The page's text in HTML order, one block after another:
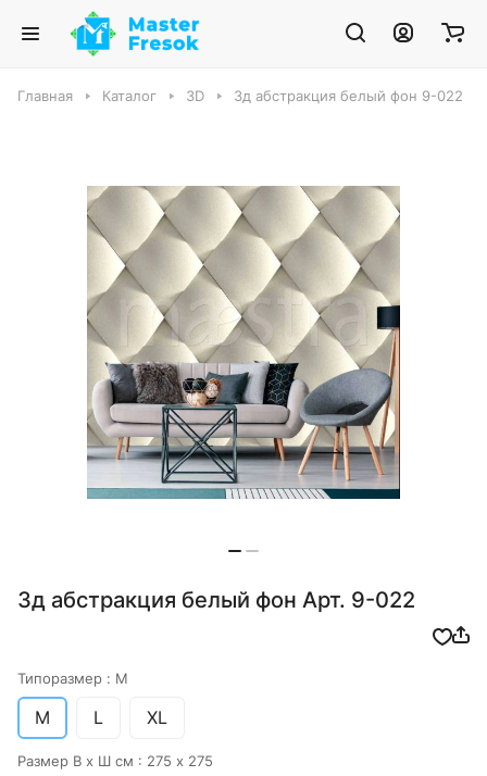
Главная Каталог 3D 3д абстракция белый фон 9-022
3д абстракция белый фон Арт. 9-022
Типоразмер : M
M L XL
Размер В х Ш см : 275 х 275